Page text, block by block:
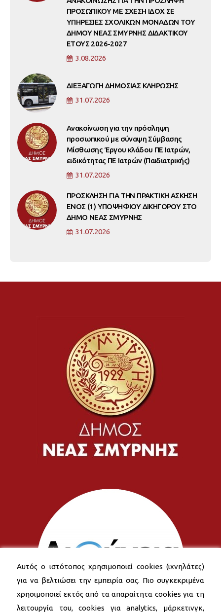
ΠΡΟΣΩΠΙΚΟΥ ΜΕ ΣΧΕΣΗ ΙΔΟΧ ΣΕ
ΥΠΗΡΕΣΙΕΣ ΣΧΟΛΙΚΩΝ ΜΟΝΑΔΩΝ ΤΟΥ
ΔΗΜΟΥ ΝΕΑΣ ΣΜΥΡΝΗΣ ΔΙΔΑΚΤΙΚΟΥ
ΕΤΟΥΣ 2026-2027
3.08.2026
ΔΙΕΞΑΓΩΓΗ ΔΗΜΟΣΙΑΣ ΚΛΗΡΩΣΗΣ
31.07.2026
Ανακοίνωση για την πρόσληψη
προσωπικού με σύναψη Σύμβασης
Μίσθωσης Έργου κλάδου ΠΕ Ιατρών,
ειδικότητας ΠΕ Ιατρών (Παιδιατρικής)
31.07.2026
ΠΡΟΣΚΛΗΣΗ ΓΙΑ ΤΗΝ ΠΡΑΚΤΙΚΗ ΑΣΚΗΣΗ
ΕΝΟΣ (1) ΥΠΟΨΗΦΙΟΥ ΔΙΚΗΓΟΡΟΥ ΣΤΟ
ΔΗΜΟ ΝΕΑΣ ΣΜΥΡΝΗΣ
31.07.2026
Αυτός ο ιστότοπος χρησιμοποιεί cookies (ιχνηλάτες)
για να βελτιώσει την εμπειρία σας. Πιο συγκεκριμένα
χρησιμοποιεί εκτός από τα απαραίτητα cookies για τη
λειτουργία του, cookies για analytics, μάρκετινγκ,